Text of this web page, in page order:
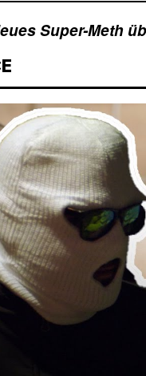
Super-Meth